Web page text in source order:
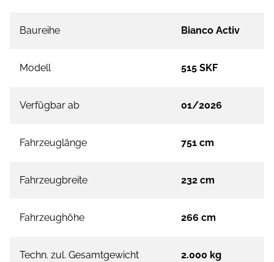
Baureihe Bianco Activ
Modell 515 SKF
Verfügbar ab 01/2026
Fahrzeuglänge 751 cm
Fahrzeugbreite 232 cm
Fahrzeughöhe 266 cm
Techn. zul. Gesamtgewicht 2.000 kg